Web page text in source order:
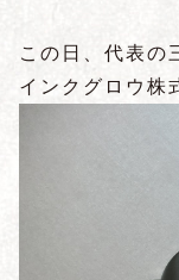
この日、代表の
インクグロウ株